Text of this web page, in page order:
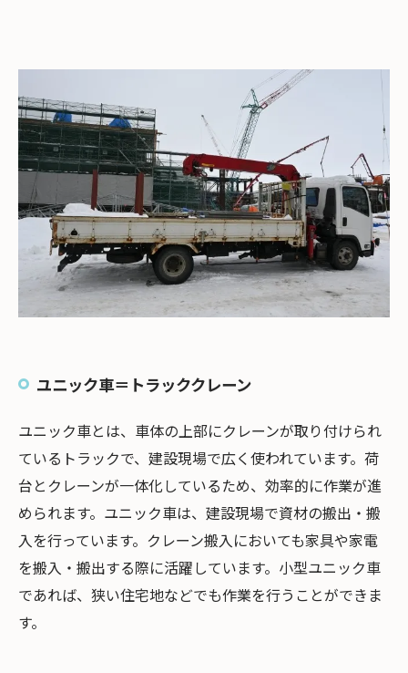
ユニック車＝トラッククレーン
ユニック車とは、車体の上部にクレーンが取り付けられ
ているトラックで、建設現場で広く使われています。荷
台とクレーンが一体化しているため、効率的に作業が進
められます。ユニック車は、建設現場で資材の搬出・搬
入を行っています。クレーン搬入においても家具や家電
を搬入・搬出する際に活躍しています。小型ユニック車
であれば、狭い住宅地などでも作業を行うことができま
す。